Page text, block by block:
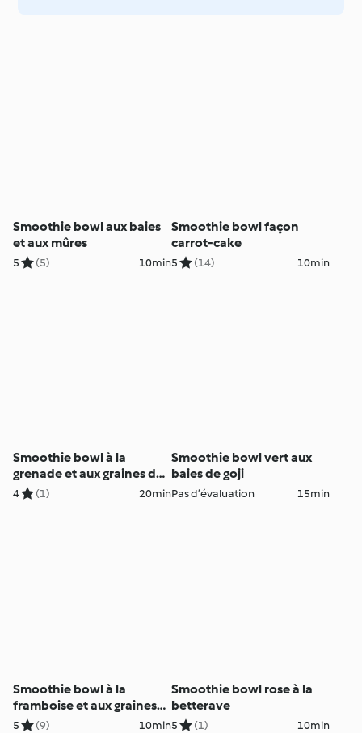
Smoothie bowl aux baies
et aux mûres
5 (5) 10min
Smoothie bowl façon
carrot-cake
5 (14) 10min
Smoothie bowl à la
grenade et aux graines de
chia
4 (1) 20min
Smoothie bowl vert aux
baies de goji
Pas d’évaluation 15min
Smoothie bowl à la
framboise et aux graines
de chia
5 (9) 10min
Smoothie bowl rose à la
betterave
5 (1) 10min